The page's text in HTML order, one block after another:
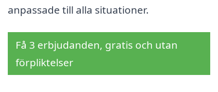
anpassade till alla situationer.
Få 3 erbjudanden, gratis och utan
förpliktelser